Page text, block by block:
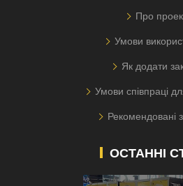
Про
Умови
Як додати
Умови співпраці
Рекомендовані
ОСТАННІ